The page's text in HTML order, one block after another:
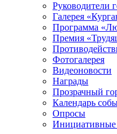
Руководители
Галерея
Программа
Премия
Фотогалерея
Видеоновости
Награды
Прозрачный
Календарь
Опросы
Инициативные